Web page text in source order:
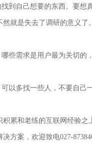
到自己想要的东西。要
就是失去了调研的意义了。
些需求是用户最为关切的
以多找一些人，不要自
累和老练的互联网经验
方案，欢迎致电027-